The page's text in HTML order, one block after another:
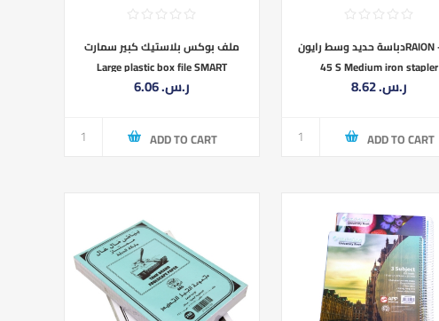
ملف بوكس بلاستيك كبير سمارت
Large plastic box file SMART
6.06 ر.س.‏
ADD TO CART
دباسة حديد وسط رايونRAION -HD-
45 S Medium iron stapler
8.62 ر.س.‏
ADD TO CART